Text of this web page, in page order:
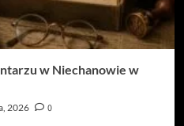
w Niechanowie w
2026 0